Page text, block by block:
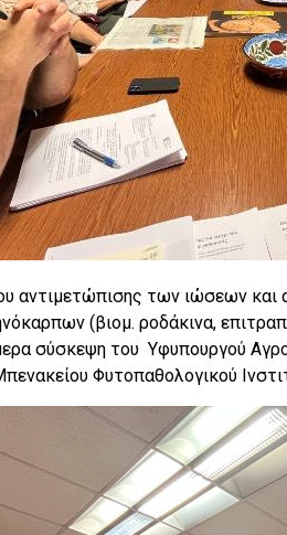
αντιμετώπισης των ιώσεων
(βιομ. ροδάκινα,
σύσκεψη του Υφυπουργού
Φυτοπαθολογικού